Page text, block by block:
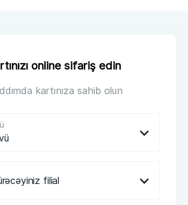
online sifariş edin
kartınıza sahib olun
filial